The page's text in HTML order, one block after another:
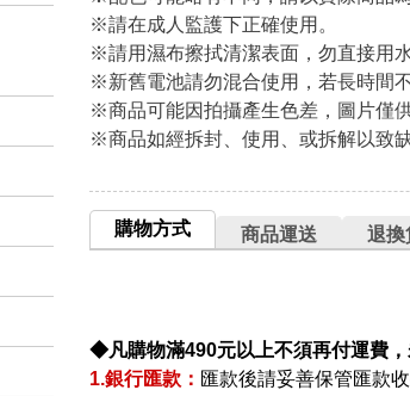
※請在成人監護下正確使用。
※請用濕布擦拭清潔表面，勿直接用
※新舊電池請勿混合使用，若長時間
※商品可能因拍攝產生色差，圖片僅
※商品如經拆封、使用、或拆解以致
購物方式 商品運送 退換
◆凡購物滿490元以上不須再付運費，
1.銀行匯款： 匯款後請妥善保管匯款